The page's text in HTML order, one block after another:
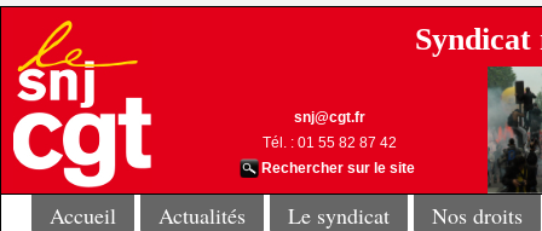
snj@cgt.fr
Tél. : 01 55 82 87 42
Rechercher sur le site
Accueil Actualités Le syndicat Nos droits